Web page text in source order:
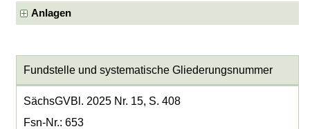
Anlagen
Fundstelle und systematische Gliederungsnummer
SächsGVBl. 2025 Nr. 15, S. 408
Fsn-Nr.: 653